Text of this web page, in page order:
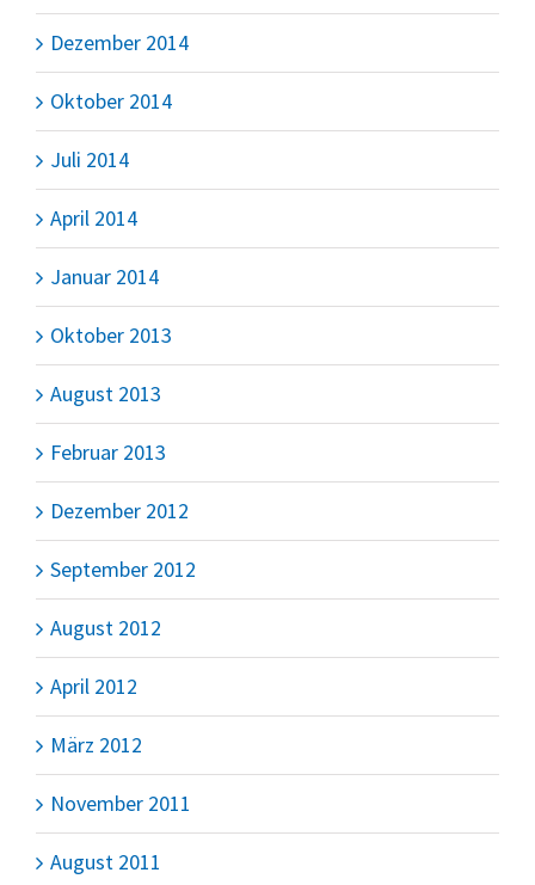
Dezember 2014
Oktober 2014
Juli 2014
April 2014
Januar 2014
Oktober 2013
August 2013
Februar 2013
Dezember 2012
September 2012
August 2012
April 2012
März 2012
November 2011
August 2011